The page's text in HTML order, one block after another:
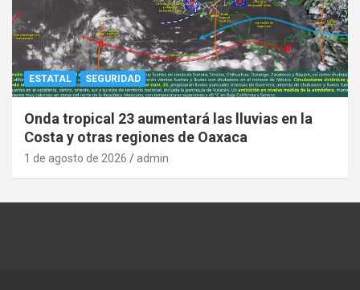
ESTATAL SEGURIDAD
Onda tropical 23 aumentará las lluvias en la
Costa y otras regiones de Oaxaca
1 de agosto de 2026 admin